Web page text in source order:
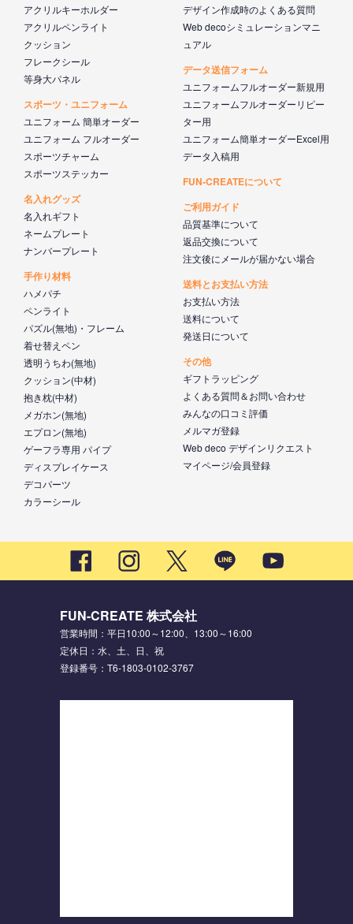
アクリルキーホルダー
アクリルペンライト
クッション
フレークシール
等身大パネル
スポーツ・ユニフォーム
ユニフォーム 簡単オーダー
ユニフォーム フルオーダー
スポーツチャーム
スポーツステッカー
名入れグッズ
名入れギフト
ネームプレート
ナンバープレート
手作り材料
ハメパチ
ペンライト
パズル(無地)・フレーム
着せ替えペン
透明うちわ(無地)
クッション(中材)
抱き枕(中材)
メガホン(無地)
エプロン(無地)
ゲーフラ専用 パイプ
ディスプレイケース
デコパーツ
カラーシール
デザイン作成時のよくある質問
Web decoシミュレーションマニ
ュアル
データ送信フォーム
ユニフォームフルオーダー新規用
ユニフォームフルオーダーリピー
ター用
ユニフォーム簡単オーダーExcel用
データ入稿用
FUN-CREATEについて
ご利用ガイド
品質基準について
返品交換について
注文後にメールが届かない場合
送料とお支払い方法
お支払い方法
送料について
発送日について
その他
ギフトラッピング
よくある質問＆お問い合わせ
みんなの口コミ評価
メルマガ登録
Web deco デザインリクエスト
マイページ/会員登録
FUN-CREATE 株式会社
営業時間：平日10:00～12:00、13:00～16:00
定休日：水、土、日、祝
登録番号：T6-1803-0102-3767